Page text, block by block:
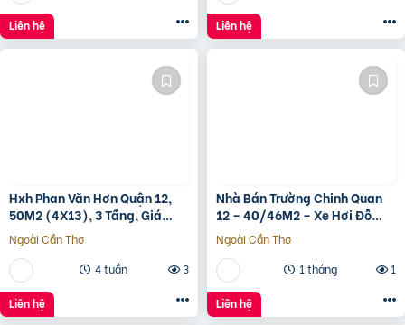
Liên hệ Liên hệ
Hxh Phan Văn Hơn Quận 12,
50M2 (4X13), 3 Tầng, Giá
4.96 Tỷ
Ngoài Cần Thơ
4 tuần
3
Liên hệ
Nhà Bán Trường Chinh Quan
12 – 40/46M2 – Xe Hơi Đỗ
Cửa – 3.1 Tỷ
Ngoài Cần Thơ
1 tháng
1
Liên hệ